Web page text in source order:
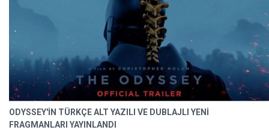
ODYSSEY'İN TÜRKÇE ALT YAZILI VE DUBLAJLI YENİ
FRAGMANLARI YAYINLANDI